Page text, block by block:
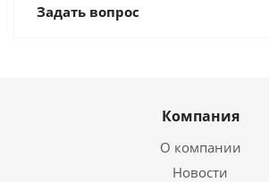
Задать вопрос
Компания
О компании
Новости